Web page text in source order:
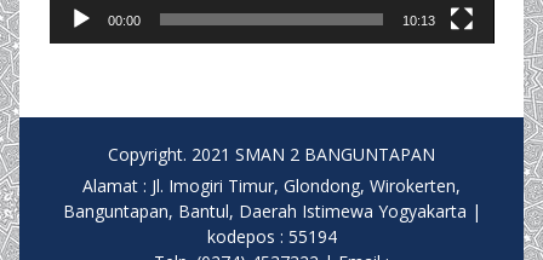
00:00 10:13
Copyright. 2021 SMAN 2 BANGUNTAPAN
Alamat : Jl. Imogiri Timur, Glondong, Wirokerten,
Banguntapan, Bantul, Daerah Istimewa Yogyakarta |
kodepos : 55194